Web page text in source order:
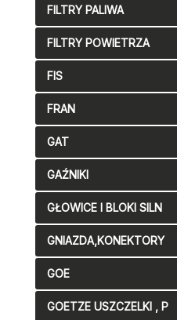
FILTRY PALIWA
FILTRY POWIETRZA
FIS
FRAN
GAT
GAŹNIKI
GŁOWICE I BLOKI SILN
GNIAZDA,KONEKTORY
GOE
GOETZE USZCZELKI , P